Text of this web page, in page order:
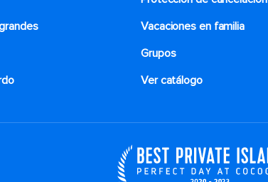
Vacaciones en familia
Grupos
Ver catálogo